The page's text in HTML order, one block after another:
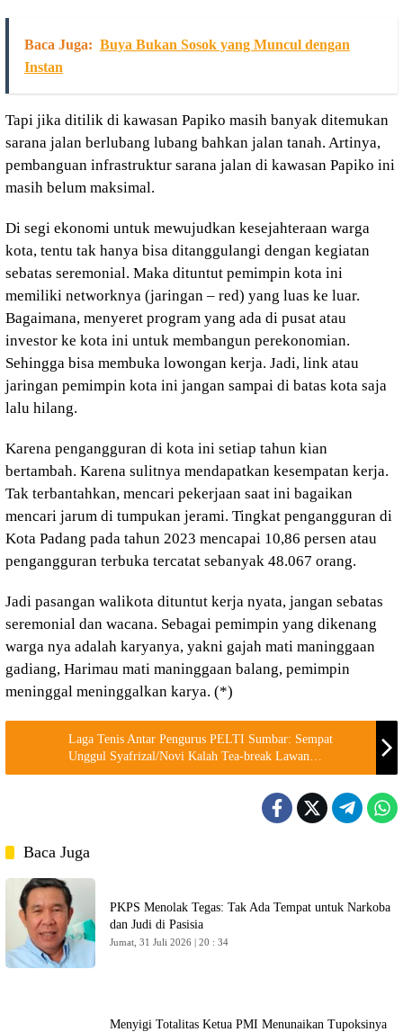
Baca Juga: Buya Bukan Sosok yang Muncul dengan
Instan
Tapi jika ditilik di kawasan Papiko masih banyak ditemukan
sarana jalan berlubang lubang bahkan jalan tanah. Artinya,
pembanguan infrastruktur sarana jalan di kawasan Papiko ini
masih belum maksimal.
Di segi ekonomi untuk mewujudkan kesejahteraan warga
kota, tentu tak hanya bisa ditanggulangi dengan kegiatan
sebatas seremonial. Maka dituntut pemimpin kota ini
memiliki networknya (jaringan – red) yang luas ke luar.
Bagaimana, menyeret program yang ada di pusat atau
investor ke kota ini untuk membangun perekonomian.
Sehingga bisa membuka lowongan kerja. Jadi, link atau
jaringan pemimpin kota ini jangan sampai di batas kota saja
lalu hilang.
Karena pengangguran di kota ini setiap tahun kian
bertambah. Karena sulitnya mendapatkan kesempatan kerja.
Tak terbantahkan, mencari pekerjaan saat ini bagaikan
mencari jarum di tumpukan jerami. Tingkat pengangguran di
Kota Padang pada tahun 2023 mencapai 10,86 persen atau
pengangguran terbuka tercatat sebanyak 48.067 orang.
Jadi pasangan walikota dituntut kerja nyata, jangan sebatas
seremonial dan wacana. Sebagai pemimpin yang dikenang
warga nya adalah karyanya, yakni gajah mati maninggaan
gadiang, Harimau mati maninggaan balang, pemimpin
meninggal meninggalkan karya. (*)
Laga Tenis Antar Pengurus PELTI Sumbar: Sempat
Unggul Syafrizal/Novi Kalah Tea-break Lawan
Suardi/Irawan
Baca Juga
PKPS Menolak Tegas: Tak Ada Tempat untuk Narkoba
dan Judi di Pasisia
Jumat, 31 Juli 2026 | 20 : 34
Menyigi Totalitas Ketua PMI Menunaikan Tupoksinya